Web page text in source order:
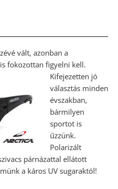
vált, azonban a
fokozottan figyelni kell.
Kifejezetten jó
választás minden
évszakban,
bármilyen
sportot is
űzzünk.
Polarizált
párnázattal ellátott
a káros UV sugaraktól!